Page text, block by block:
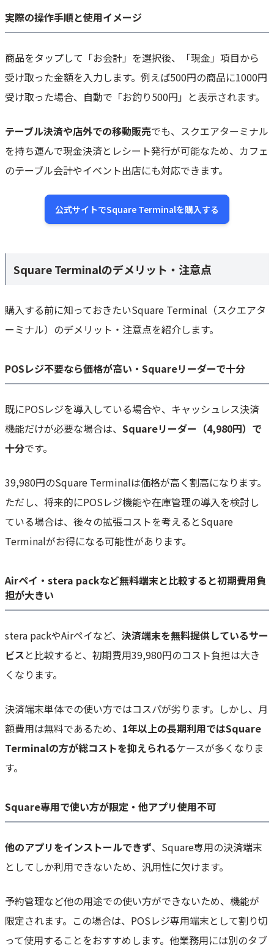
実際の操作手順と使用イメージ
商品をタップして「お会計」を選択後、「現金」項目から
受け取った金額を入力します。例えば500円の商品に1000円
受け取った場合、自動で「お釣り500円」と表示されます。
テーブル決済や店外での移動販売でも、スクエアターミナル
を持ち運んで現金決済とレシート発行が可能なため、カフェ
のテーブル会計やイベント出店にも対応できます。
公式サイトでSquare Terminalを購入する
Square Terminalのデメリット・注意点
購入する前に知っておきたいSquare Terminal（スクエアタ
ーミナル）のデメリット・注意点を紹介します。
POSレジ不要なら価格が高い・Squareリーダーで十分
既にPOSレジを導入している場合や、キャッシュレス決済
機能だけが必要な場合は、 Squareリーダー（4,980円）で
十分です。
39,980円のSquare Terminalは価格が高く割高になります。
ただし、将来的にPOSレジ機能や在庫管理の導入を検討し
ている場合は、後々の拡張コストを考えるとSquare
Terminalがお得になる可能性があります。
Airペイ・stera packなど無料端末と比較すると初期費用負
担が大きい
stera packやAirペイなど、 決済端末を無料提供しているサー
ビスと比較すると、初期費用39,980円のコスト負担は大き
くなります。
決済端末単体での使い方ではコスパが劣ります。しかし、月
額費用は無料であるため、 1年以上の長期利用ではSquare
Terminalの方が総コストを抑えられるケースが多くなりま
す。
Square専用で使い方が限定・他アプリ使用不可
他のアプリをインストールできず、Square専用の決済端末
としてしか利用できないため、汎用性に欠けます。
予約管理など他の用途での使い方ができないため、機能が
限定されます。この場合は、POSレジ専用端末として割り切
って使用することをおすすめします。他業務用には別のタブ